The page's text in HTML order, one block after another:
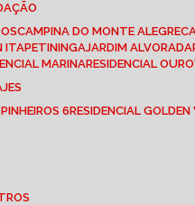
CAMPINA DO MONTE ALEGRE
ITAPETININGA JARDIM ALVORADA
MARINA RESIDENCIAL
6 RESIDENCIAL GOLDEN